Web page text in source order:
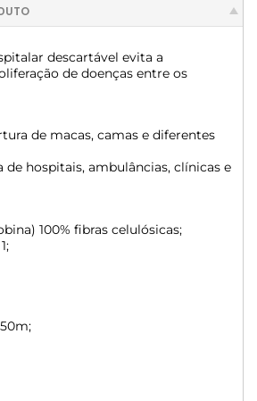
descartável evita a
de doenças entre os
de macas, camas e diferentes
hospitais, ambulâncias, clínicas e
100% fibras celulósicas;